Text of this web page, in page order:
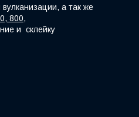
а так же
800,
и склейку